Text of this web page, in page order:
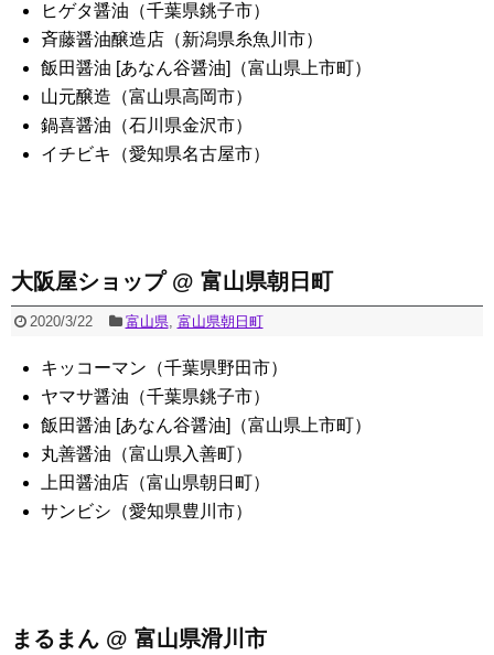
ヒゲタ醤油（千葉県銚子市）
斉藤醤油醸造店（新潟県糸魚川市）
飯田醤油 [あなん谷醤油]（富山県上市町）
山元醸造（富山県高岡市）
鍋喜醤油（石川県金沢市）
イチビキ（愛知県名古屋市）
大阪屋ショップ @ 富山県朝日町
2020/3/22 富山県, 富山県朝日町
キッコーマン（千葉県野田市）
ヤマサ醤油（千葉県銚子市）
飯田醤油 [あなん谷醤油]（富山県上市町）
丸善醤油（富山県入善町）
上田醤油店（富山県朝日町）
サンビシ（愛知県豊川市）
まるまん @ 富山県滑川市